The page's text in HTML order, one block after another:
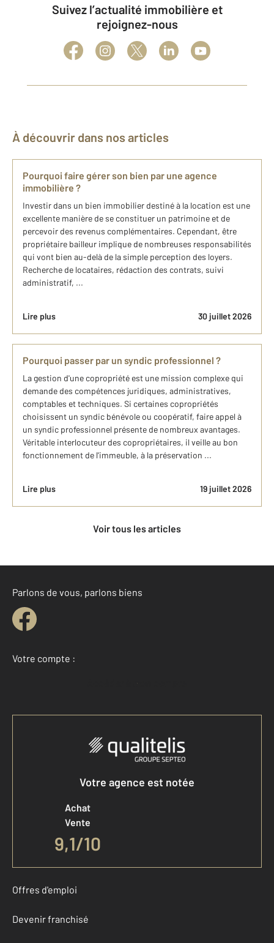
Suivez l’actualité immobilière et
rejoignez-nous
À découvrir dans nos articles
Pourquoi faire gérer son bien par une agence
immobilière ?
Investir dans un bien immobilier destiné à la location est une
excellente manière de se constituer un patrimoine et de
percevoir des revenus complémentaires. Cependant, être
propriétaire bailleur implique de nombreuses responsabilités
qui vont bien au-delà de la simple perception des loyers.
Recherche de locataires, rédaction des contrats, suivi
administratif, ...
Lire plus 30 juillet 2026
Pourquoi passer par un syndic professionnel ?
La gestion d'une copropriété est une mission complexe qui
demande des compétences juridiques, administratives,
comptables et techniques. Si certaines copropriétés
choisissent un syndic bénévole ou coopératif, faire appel à
un syndic professionnel présente de nombreux avantages.
Véritable interlocuteur des copropriétaires, il veille au bon
fonctionnement de l'immeuble, à la préservation ...
Lire plus 19 juillet 2026
Voir tous les articles
Parlons de vous, parlons biens
Votre compte :
Accéder à mon compte
Votre agence est notée
Achat
Vente
9,1/10
Offres d'emploi
Devenir franchisé